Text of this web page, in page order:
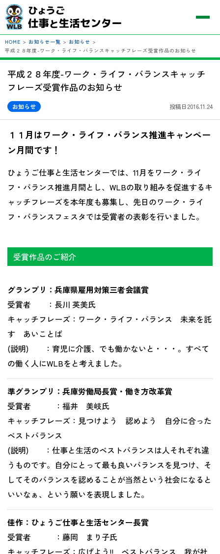
HOME > お知らせ一覧 > お知らせ >
平成２８年度-ワーク・ライフ・バランスキャッチフレーズ受賞作品のお知らせ
平成２８年度-ワーク・ライフ・バランスキャッチ
フレーズ受賞作品のお知らせ
お知らせ 投稿日2016.11.24
１１月はワーク・ライフ・バランス推進キャンペー
ン月間です！
ひょうご仕事と生活センターでは、11月をワーク・ライ
フ・バランス推進月間とし、WLBの取り組みを促進するキ
ャッチフレーズを本年度も募集し、先日のワーク・ライ
フ・バランスフェスタでは受賞者の表彰を行いました。
受賞作品のご紹介
グランプリ：兵庫県雇用対策三者会議賞
受賞者 ：長川 英美氏
キャッチフレーズ：ワーク・ライフ・バランス 未来を託
す あいことば
(説明) ：育児に介護、でも働かないと・・・。すべて
の働く人にWLBをと考えました。
準グランプリ：兵庫労働局長賞・働き方改革賞
受賞者 ：福井 美岐氏
キャッチフレーズ：見つけよう 認めよう 自分に合った
ベストバランス
(説明) ：仕事と生活のベストバランスは人それぞれ違
うものです。自分にとって最も良いバランスを見つけ、そ
してそのバランスを認めることが当然という社会になると
いいなぁ、という願いを表現しました。
佳作：ひょうご仕事と生活センター長賞
受賞者 ：藤岡 まり子氏
キャッチフレーズ：広げよう!! ベストバランス 我が社